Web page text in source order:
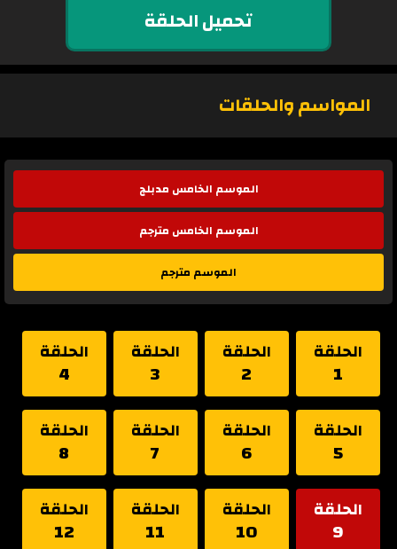
تحميل الحلقة
المواسم والحلقات
الموسم الخامس مدبلج
الموسم الخامس مترجم
الموسم مترجم
الحلقة
1
الحلقة
2
الحلقة
3
الحلقة
4
الحلقة
5
الحلقة
6
الحلقة
7
الحلقة
8
الحلقة
9
الحلقة
10
الحلقة
11
الحلقة
12